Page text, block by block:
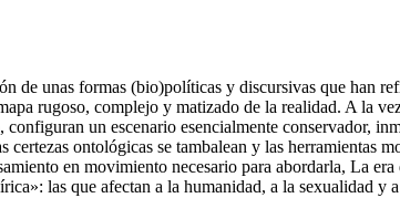
de unas formas (bio)políticas y discursivas que han
rugoso, complejo y matizado de la realidad. A la
un escenario esencialmente conservador,
ontológicas se tambalean y las herramientas
en movimiento necesario para abordarla, La
las que afectan a la humanidad, a la sexualidad y